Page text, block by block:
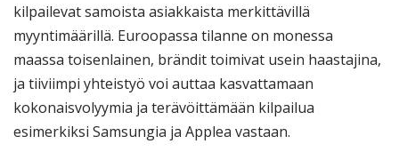
kilpailevat samoista asiakkaista merkittävillä
myyntimäärillä. Euroopassa tilanne on monessa
maassa toisenlainen, brändit toimivat usein haastajina,
ja tiiviimpi yhteistyö voi auttaa kasvattamaan
kokonaisvolyymia ja terävöittämään kilpailua
esimerkiksi Samsungia ja Applea vastaan.